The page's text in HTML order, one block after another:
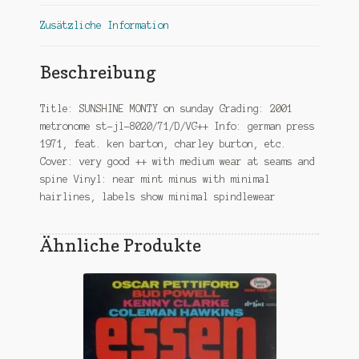
Zusätzliche Information
Beschreibung
Title: SUNSHINE MONTY on sunday Grading: 2001
metronome st-jl-8020/71/D/VG++ Info: german press
1971, feat. ken barton, charley burton, etc.
Cover: very good ++ with medium wear at seams and
spine Vinyl: near mint minus with minimal
hairlines, labels show minimal spindlewear
Ähnliche Produkte